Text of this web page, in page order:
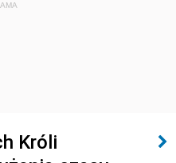
Króli